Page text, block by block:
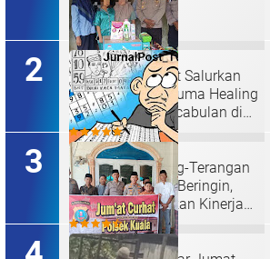
Kapolres Langkat Salurkan
Bantuan dan Trauma Healing
bagi Korban Pencabulan di
Secanggang.
Judi Togel Terang-Terangan
Di Lubuk Pakam Beringin,
Warga Pertanyakan Kinerja
Polresta Deli Serdang